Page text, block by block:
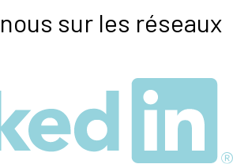
sur les réseaux